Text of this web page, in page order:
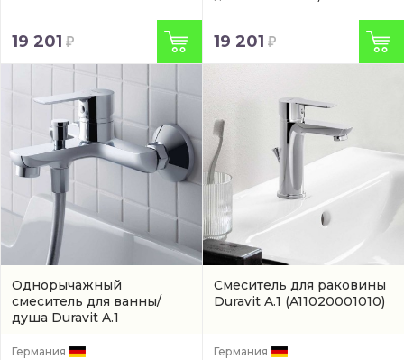
19 201 19 201
Однорычажный
смеситель для ванны/
душа Duravit A.1
Германия
Смеситель для раковины
Duravit A.1 (A11020001010)
Германия